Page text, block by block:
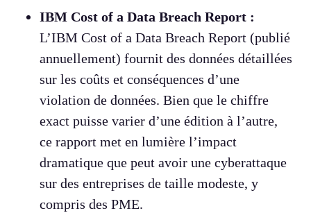
IBM Cost of a Data Breach Report :
L’IBM Cost of a Data Breach Report (publié
annuellement) fournit des données détaillées
sur les coûts et conséquences d’une
violation de données. Bien que le chiffre
exact puisse varier d’une édition à l’autre,
ce rapport met en lumière l’impact
dramatique que peut avoir une cyberattaque
sur des entreprises de taille modeste, y
compris des PME.